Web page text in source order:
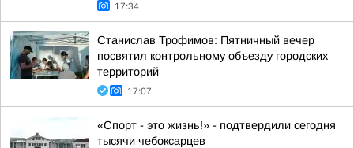
17:34
Станислав Трофимов: Пятничный вечер
посвятил контрольному объезду городских
территорий
17:07
«Спорт - это жизнь!» - подтвердили сегодня
тысячи чебоксарцев